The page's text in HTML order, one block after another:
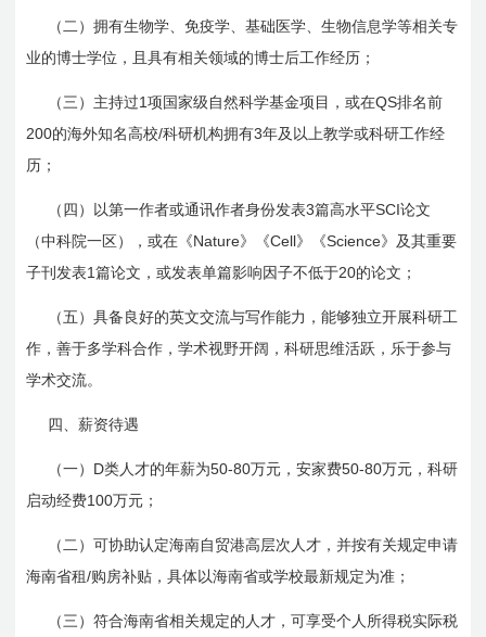
（二）拥有生物学、免疫学、基础医学、生物信息学等相关专
业的博士学位，且具有相关领域的博士后工作经历；
（三）主持过1项国家级自然科学基金项目，或在QS排名前
200的海外知名高校/科研机构拥有3年及以上教学或科研工作经
历；
（四）以第一作者或通讯作者身份发表3篇高水平SCI论文
（中科院一区），或在《Nature》《Cell》《Science》及其重要
子刊发表1篇论文，或发表单篇影响因子不低于20的论文；
（五）具备良好的英文交流与写作能力，能够独立开展科研工
作，善于多学科合作，学术视野开阔，科研思维活跃，乐于参与
学术交流。
四、薪资待遇
（一） D类人才的年薪为50-80万元，安家费50-80万元，科研
启动经费100万元；
（二）可协助认定海南自贸港高层次人才，并按有关规定申请
海南省租/购房补贴，具体以海南省或学校最新规定为准；
（三）符合海南省相关规定的人才，可享受个人所得税实际税